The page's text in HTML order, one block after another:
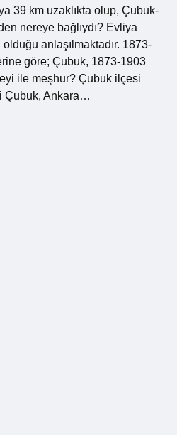
39 km uzaklıkta olup, Çubuk-
nereye bağlıydı? Evliya
anlaşılmaktadır. 1873-
göre; Çubuk, 1873-1903
ile meşhur? Çubuk ilçesi
Çubuk, Ankara…